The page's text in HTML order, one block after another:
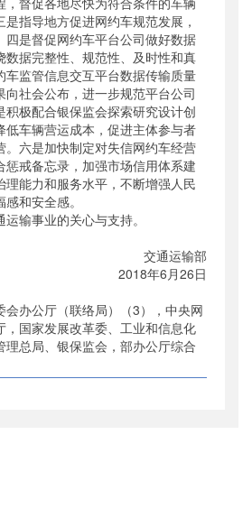
指导地方促进网约车规范发展，
四是督促网约车平台公司做好数据
数据完整性、规范性、及时性和真
车监管信息交互平台数据传输质量
向社会公布，进一步规范平台公司
积极配合银保监会探索研究设计创
低车辆营运成本，促进主体参与者
。六是加快制定对失信网约车经营
惩戒备忘录，加强市场信用体系建
理能力和服务水平，不断增强人民
和安全感。
输事业的关心与支持。
交通运输部
2018年6月26日
会办公厅（联络局）（3），中央网
，国家发展改革委、工业和信息化
理总局、银保监会，部办公厅综合